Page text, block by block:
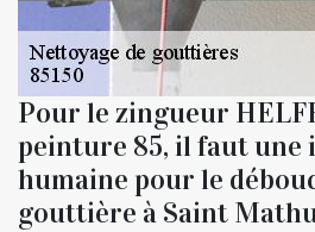
Pour le zingueur
peinture 85, il faut
humaine pour le
gouttière à Saint